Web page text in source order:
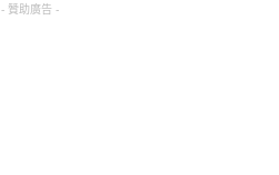
- 贊助廣告 -